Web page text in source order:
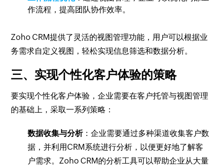
作流程，提高团队协作效率。
Zoho CRM提供了灵活的视图管理功能，用户可以根据业
务需求自定义视图，轻松实现信息筛选和数据分析。
三、实现个性化客户体验的策略
要实现个性化客户体验，企业需要在客户托管与视图管理
的基础上，采取一系列策略：
数据收集与分析：企业需要通过多种渠道收集客户数
据，并利用CRM系统进行分析，以便更好地了解客
户需求。Zoho CRM的分析工具可以帮助企业从大量